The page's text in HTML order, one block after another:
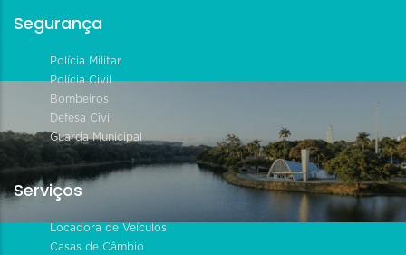
Segurança
Polícia Militar
Polícia Civil
Bombeiros
Defesa Civil
Guarda Municipal
Serviços
Locadora de Veículos
Casas de Câmbio